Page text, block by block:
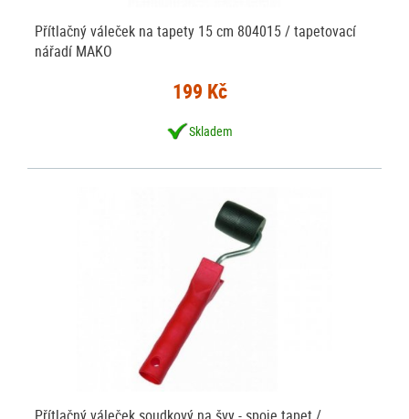
Přítlačný váleček na tapety 15 cm 804015 / tapetovací
nářadí MAKO
199 Kč
Skladem